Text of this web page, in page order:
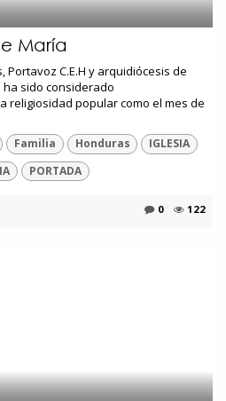
María
Portavoz C.E.H y arquidiócesis de
ha sido considerado
religiosidad popular como el mes de
Familia Honduras
IGLESIA
PORTADA
0 122